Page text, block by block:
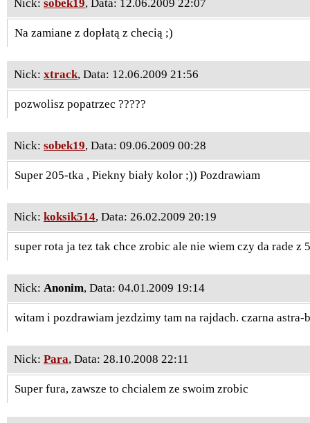
Nick: sobek19, Data: 12.06.2009 22:07
Na zamiane z dopłatą z checią ;)
Nick: xtrack, Data: 12.06.2009 21:56
pozwolisz popatrzec ?????
Nick: sobek19, Data: 09.06.2009 00:28
Super 205-tka , Piekny biały kolor ;)) Pozdrawiam
Nick: koksik514, Data: 26.02.2009 20:19
super rota ja tez tak chce zrobic ale nie wiem czy da rade z
Nick: Anonim, Data: 04.01.2009 19:14
witam i pozdrawiam jezdzimy tam na rajdach. czarna astra-
Nick: Para, Data: 28.10.2008 22:11
Super fura, zawsze to chcialem ze swoim zrobic